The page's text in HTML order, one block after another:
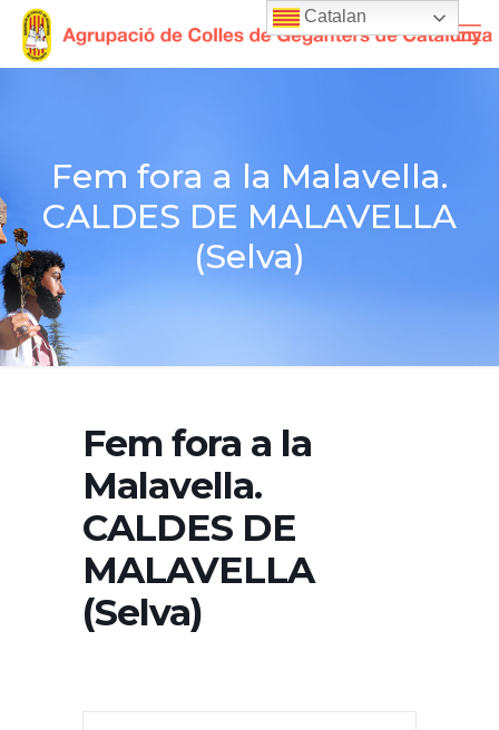
Fem fora a la Malavella.
CALDES DE MALAVELLA
(Selva)
Fem fora a la
Malavella.
CALDES DE
MALAVELLA
(Selva)
Catalan